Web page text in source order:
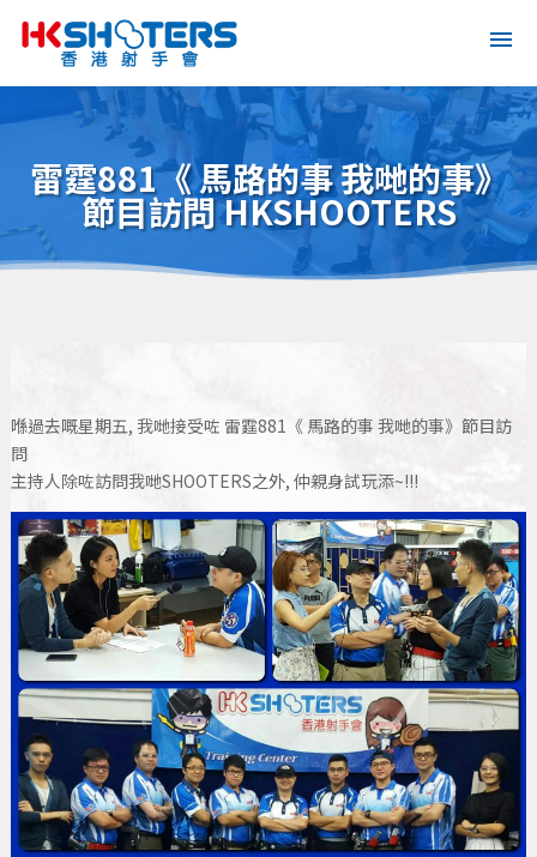
雷霆881《 馬路的事 我哋的事》
節目訪問 HKSHOOTERS
喺過去嘅星期五, 我哋接受咗 雷霆881《 馬路的事 我哋的事》節目訪
問
主持人除咗訪問我哋SHOOTERS之外, 仲親身試玩添~!!!